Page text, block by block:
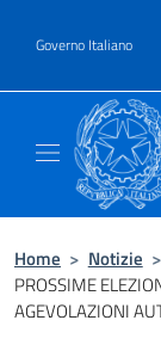
Governo Italiano
Home > Notizie >
PROSSIME
AGEVOLAZIONI